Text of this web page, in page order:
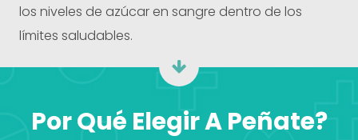
los niveles de azúcar en sangre dentro de los
límites saludables.
Por Qué Elegir A Peñate?